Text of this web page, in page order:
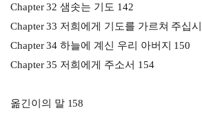
Chapter 32 샘솟는 기도 142
Chapter 33 저희에게 기도를 가르쳐 주십
Chapter 34 하늘에 계신 우리 아버지 150
Chapter 35 저희에게 주소서 154
옮긴이의 말 158